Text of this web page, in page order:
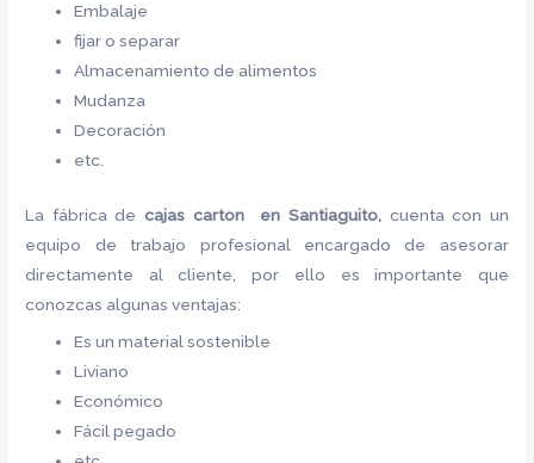
Embalaje
fijar o separar
Almacenamiento de alimentos
Mudanza
Decoración
etc.
La fábrica decajas carton en Santiaguito, cuenta con un
equipo de trabajo profesional encargado de asesorar
directamente al cliente, por ello es importante que
conozcas algunas ventajas:
Es un material sostenible
Liviano
Económico
Fácil pegado